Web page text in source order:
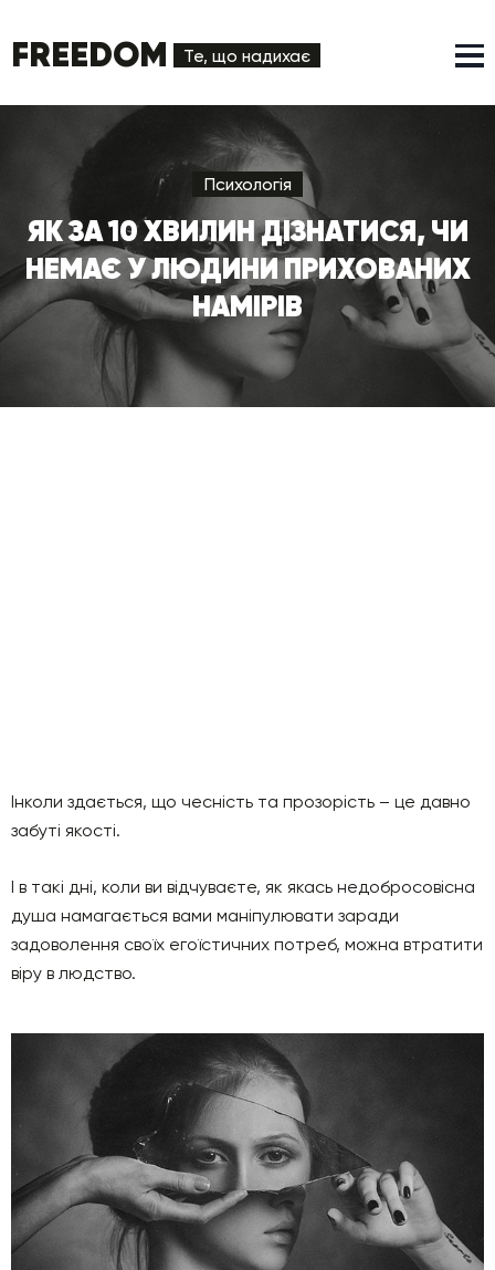
FREEDOM Те, що надихає
Психологія
ЯК ЗА 10 ХВИЛИН ДІЗНАТИСЯ, ЧИ
НЕМАЄ У ЛЮДИНИ ПРИХОВАНИХ
НАМІРІВ
Інколи здається, що чесність та прозорість – це давно
забуті якості.
І в такі дні, коли ви відчуваєте, як якась недобросовісна
душа намагається вами маніпулювати заради
задоволення своїх егоїстичних потреб, можна втратити
віру в людство.